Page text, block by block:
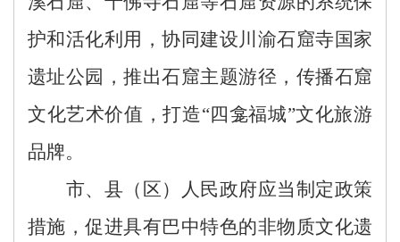
护和活化利用，协同建设川渝石窟寺国家
遗址公园，推出石窟主题游径，传播石窟
文化艺术价值，打造“四龛福城”文化旅游
品牌。
市、县 （区） 人民政府应当制定政策
措施，促进具有巴中特色的非物质文化遗